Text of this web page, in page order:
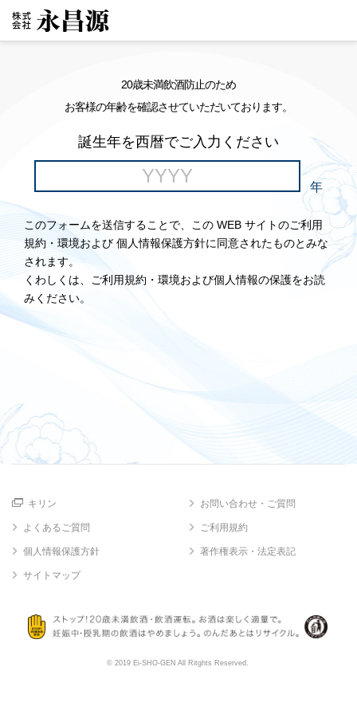
20歳未満飲酒防止のため
お客様の年齢を確認させていただいております。
誕生年を西暦でご入力ください
年
このフォームを送信することで、この WEB サイトのご利用
規約・環境および 個人情報保護方針に同意されたものとみな
されます。
くわしくは、ご利用規約・環境および個人情報の保護をお読
みください。
キリン お問い合わせ・ご質問
よくあるご質問 ご利用規約
個人情報保護方針 著作権表示・法定表記
サイトマップ
© 2019 Ei-SHO-GEN All Ritghts Reserved.